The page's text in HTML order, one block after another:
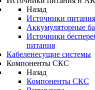
Назад
Источники
Аккумуляторные
Источники
питания
Кабеленесущие системы
Компоненты СКС
Назад
Компоненты СКС